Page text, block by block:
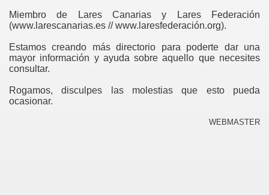
Miembro de Lares Canarias y Lares Federación
(www.larescanarias.es // www.laresfederación.org).
Estamos creando más directorio para poderte dar una
mayor información y ayuda sobre aquello que necesites
consultar.
Rogamos, disculpes las molestias que esto pueda
ocasionar.
WEBMASTER